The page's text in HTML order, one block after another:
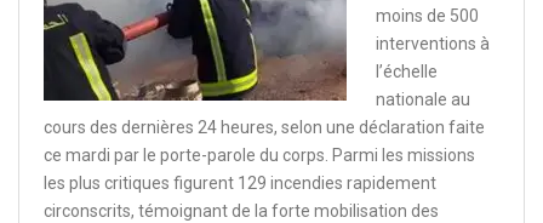
moins de 500
interventions à
l’échelle
nationale au
cours des dernières 24 heures, selon une déclaration faite
ce mardi par le porte-parole du corps. Parmi les missions
les plus critiques figurent 129 incendies rapidement
circonscrits, témoignant de la forte mobilisation des